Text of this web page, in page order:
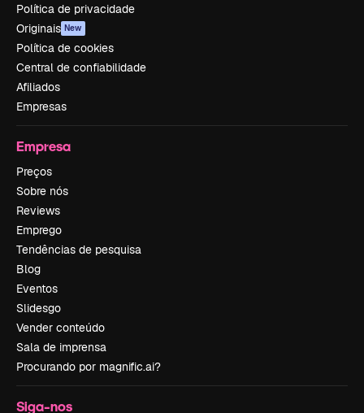
Política de privacidade
Originais New
Política de cookies
Central de confiabilidade
Afiliados
Empresas
Empresa
Preços
Sobre nós
Reviews
Emprego
Tendências de pesquisa
Blog
Eventos
Slidesgo
Vender conteúdo
Sala de imprensa
Procurando por magnific.ai?
Siga-nos